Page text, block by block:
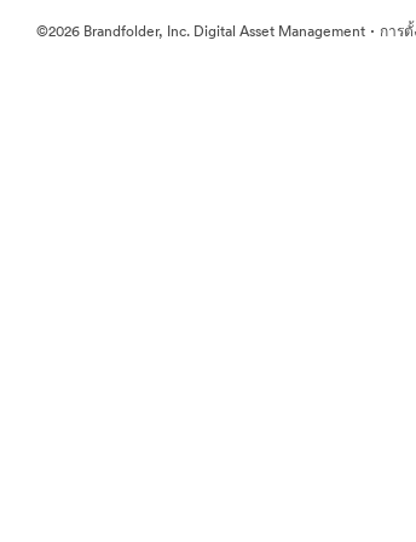
©2026 Brandfolder, Inc. Digital Asset Management · การ